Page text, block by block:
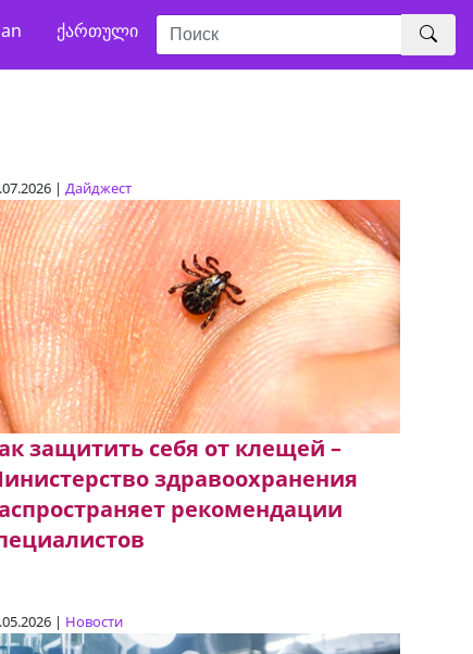
ქართული
| Дайджест
защитить себя от клещей –
здравоохранения
рекомендации
| Новости